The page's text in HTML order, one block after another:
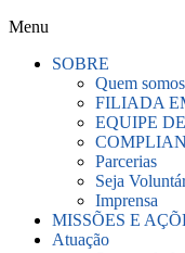
Menu
SOBRE
Quem somos
FILIADA
EQUIPE
Parcerias
Seja
Imprensa
MISSÕES E
Atuação